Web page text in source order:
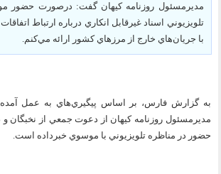
مديرمسئول روزنامه كيهان گفت: درصورت حضور
تلويزيوني اسناد غيرقابل انكاري درباره ارتباط
با جريان‌هاي خارج از مرزهاي كشور ارائه مي‌كنم.‌
به گزارش فارس، بر اساس پيگيري‌هاي به عمل
مديرمسئول روزنامه كيهان از دعوت جمعي از نخبگان و
حضور در مناظره تلويزيوني با موسوي خبرداده است.